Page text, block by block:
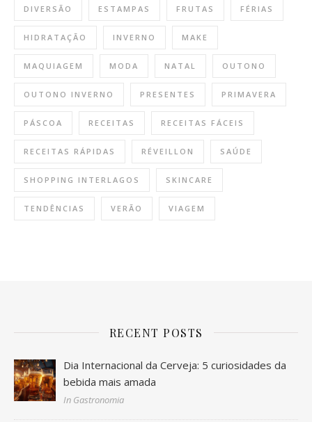
DIVERSÃO ESTAMPAS FRUTAS FÉRIAS
HIDRATAÇÃO INVERNO MAKE
MAQUIAGEM MODA NATAL OUTONO
OUTONO INVERNO PRESENTES PRIMAVERA
PÁSCOA RECEITAS RECEITAS FÁCEIS
RECEITAS RÁPIDAS RÉVEILLON SAÚDE
SHOPPING INTERLAGOS SKINCARE
TENDÊNCIAS VERÃO VIAGEM
RECENT POSTS
Dia Internacional da Cerveja: 5 curiosidades da
bebida mais amada
In Gastronomia